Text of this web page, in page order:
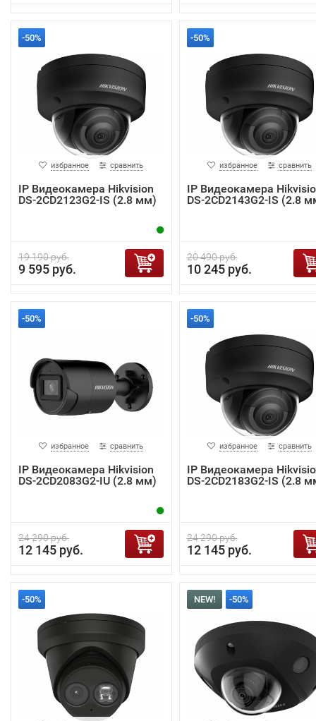
-50%
избранное сравнить
IP Видеокамера Hikvision
DS-2CD2123G2-IS (2.8 мм)
19 190 руб.
9 595 руб.
-50%
избранное сравнить
IP Видеокамера
DS-2CD2143G2-IS (2.8
20 490 руб.
10 245 руб.
-50%
избранное сравнить
IP Видеокамера Hikvision
DS-2CD2083G2-IU (2.8 мм)
24 290 руб.
12 145 руб.
-50%
избранное сравнить
IP Видеокамера
DS-2CD2183G2-IS (2.8
24 290 руб.
12 145 руб.
-50% NEW! -50%